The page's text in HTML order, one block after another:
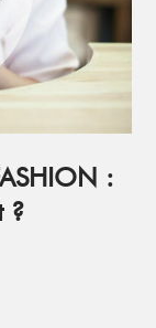
:
?